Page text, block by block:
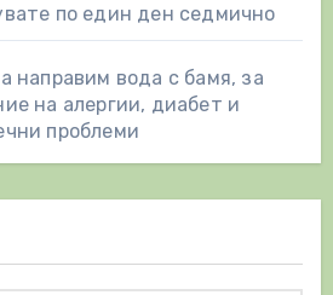
по един ден седмично
направим вода с бамя, за
на алергии, диабет и
проблеми